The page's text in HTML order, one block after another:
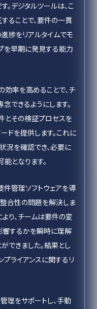
。デジタルツールは、こ
ることで、要件の一貫
進捗をリアルタイムでモ
を早期に発見する能力
効率を高めることで、チ
できるようにします。
とその検証プロセスを
ドを提供します。これに
況を確認でき、必要に
となります。
管理ソフトウェアを導
合性の問題を解決しま
より、チームは要件の変
響するかを瞬時に理解
できました。結果とし
プライアンスに関するリ
理をサポートし、手動